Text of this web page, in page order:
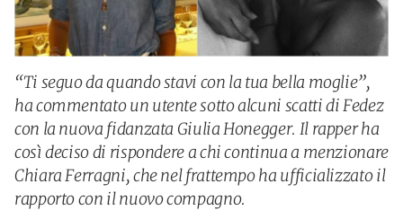
“Ti seguo da quando stavi con la tua bella moglie”,
ha commentato un utente sotto alcuni scatti di Fedez
con la nuova fidanzata Giulia Honegger. Il rapper ha
così deciso di rispondere a chi continua a menzionare
Chiara Ferragni, che nel frattempo ha ufficializzato il
rapporto con il nuovo compagno.